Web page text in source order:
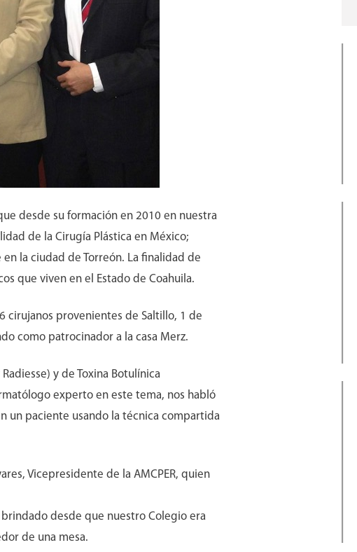
desde su formación en 2010 en nuestra
de la Cirugía Plástica en México;
la ciudad de Torreón. La finalidad de
que viven en el Estado de Coahuila.
cirujanos provenientes de Saltillo, 1 de
como patrocinador a la casa Merz.
y de Toxina Botulínica
experto en este tema, nos habló
un paciente usando la técnica compartida
Vicepresidente de la AMCPER, quien
desde que nuestro Colegio era
de una mesa.